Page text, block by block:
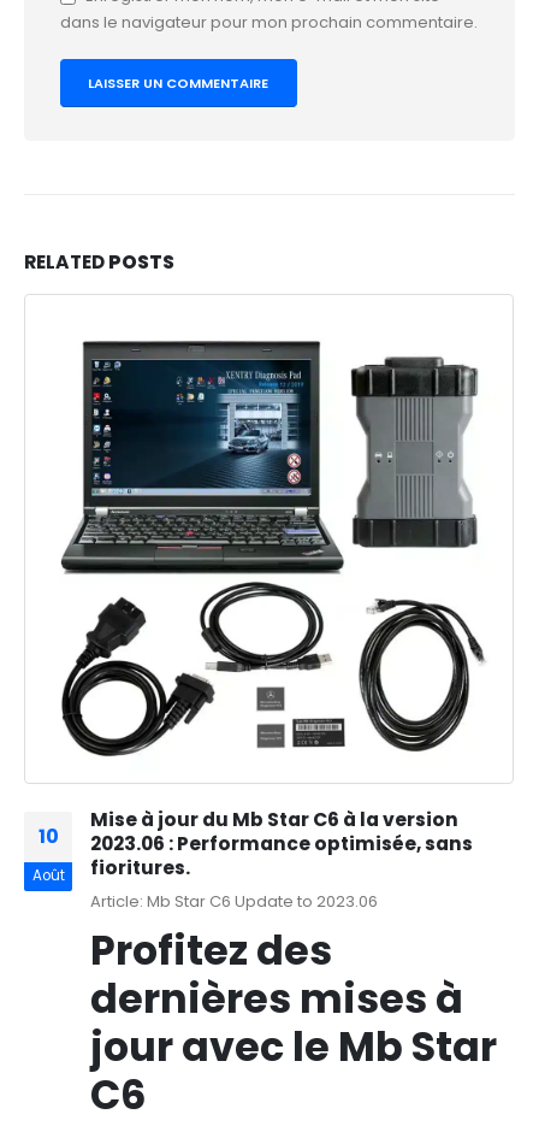
dans le navigateur pour mon prochain commentaire.
RELATEDPOSTS
10
Août
Mise à jour du Mb Star C6 à la version
2023.06 : Performance optimisée, sans
fioritures.
Article: Mb Star C6 Update to 2023.06
Profitez des
dernières mises à
jour avec le Mb Star
C6